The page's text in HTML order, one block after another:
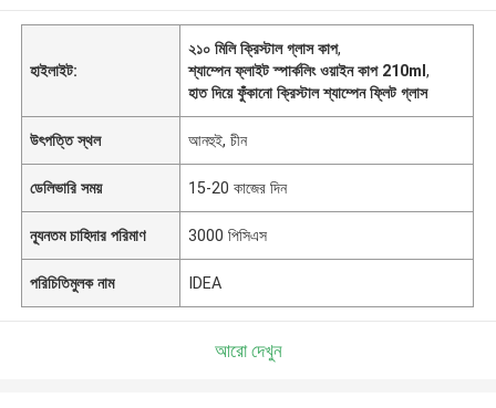
হাইলাইট:
২১০ মিলি ক্রিস্টাল গ্লাস কাপ,
শ্যাম্পেন ফ্লাইট স্পার্কলিং ওয়াইন কাপ 210ml,
হাত দিয়ে ফুঁকানো ক্রিস্টাল শ্যাম্পেন ফ্লিট গ্লাস
উৎপত্তি স্থল আনহুই, চীন
ডেলিভারি সময় 15-20 কাজের দিন
ন্যূনতম চাহিদার পরিমাণ 3000 পিসিএস
পরিচিতিমুলক নাম IDEA
আরো দেখুন